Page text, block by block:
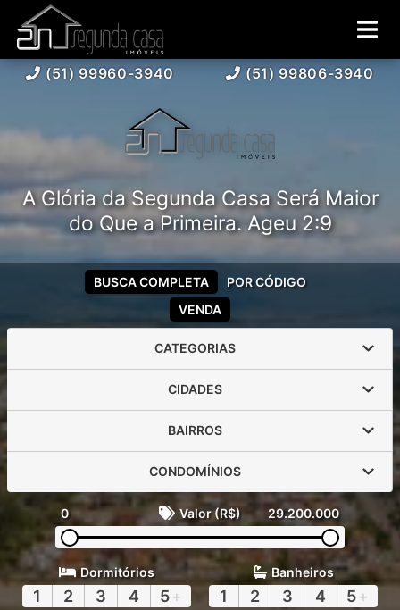
(51) 99960-3940 (51) 99806-3940
A Glória da Segunda Casa Será Maior
do Que a Primeira. Ageu 2:9
VENDA
BUSCA COMPLETA POR CÓDIGO
CATEGORIAS
CIDADES
BAIRROS
CONDOMÍNIOS
0 Valor (R$) 29.200.000
Dormitórios
1 2 3 4 5+
Banheiros
1 2 3 4 5+